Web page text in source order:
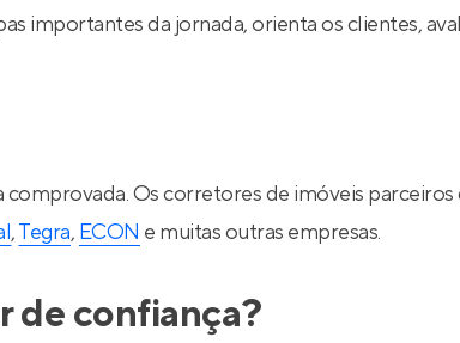
importantes da jornada, orienta os clientes,
comprovada. Os corretores de imóveis
,Tegra, ECON e muitas outras empresas.
de confiança?